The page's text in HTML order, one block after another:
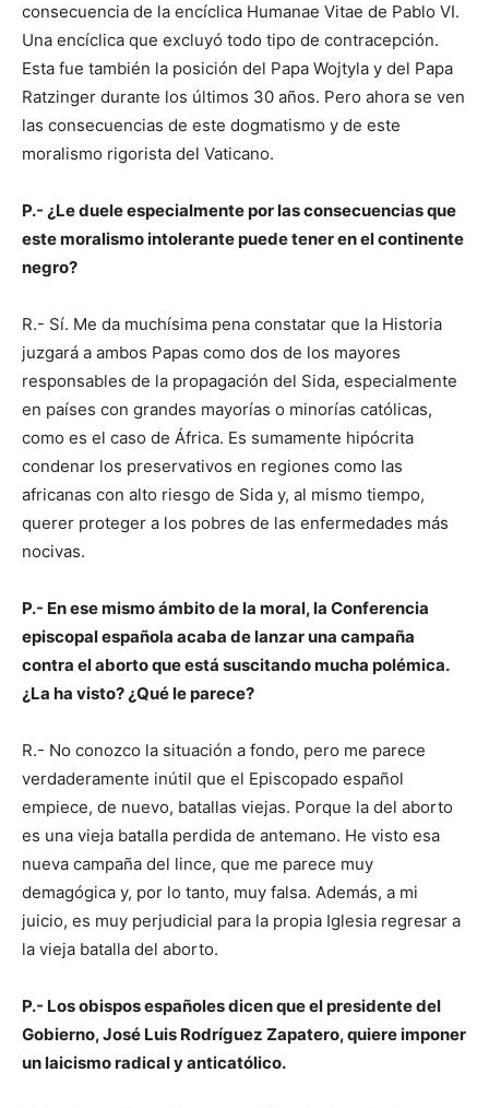
consecuencia de la encíclica Humanae Vitae de Pablo VI.
Una encíclica que excluyó todo tipo de contracepción.
Esta fue también la posición del Papa Wojtyla y del Papa
Ratzinger durante los últimos 30 años. Pero ahora se ven
las consecuencias de este dogmatismo y de este
moralismo rigorista del Vaticano.
P.- ¿Le duele especialmente por las consecuencias que
este moralismo intolerante puede tener en el continente
negro?
R.- Sí. Me da muchísima pena constatar que la Historia
juzgará a ambos Papas como dos de los mayores
responsables de la propagación del Sida, especialmente
en países con grandes mayorías o minorías católicas,
como es el caso de África. Es sumamente hipócrita
condenar los preservativos en regiones como las
africanas con alto riesgo de Sida y, al mismo tiempo,
querer proteger a los pobres de las enfermedades más
nocivas.
P.- En ese mismo ámbito de la moral, la Conferencia
episcopal española acaba de lanzar una campaña
contra el aborto que está suscitando mucha polémica.
¿La ha visto? ¿Qué le parece?
R.- No conozco la situación a fondo, pero me parece
verdaderamente inútil que el Episcopado español
empiece, de nuevo, batallas viejas. Porque la del aborto
es una vieja batalla perdida de antemano. He visto esa
nueva campaña del lince, que me parece muy
demagógica y, por lo tanto, muy falsa. Además, a mi
juicio, es muy perjudicial para la propia Iglesia regresar a
la vieja batalla del aborto.
P.- Los obispos españoles dicen que el presidente del
Gobierno, José Luis Rodríguez Zapatero, quiere imponer
un laicismo radical y anticatólico.